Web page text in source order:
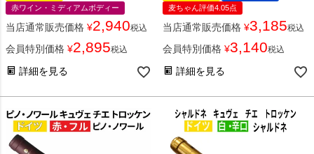
赤ワイン・ミディアムボディー
当店通常販売価格 ¥2,940税込
会員特別価格 ¥2,895税込
詳細を見る
麦ちゃん評価4.05点
当店通常販売価格 ¥3,185税込
会員特別価格 ¥3,140税込
詳細を見る